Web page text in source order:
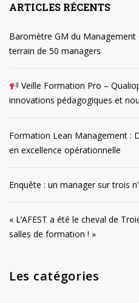
ARTICLES RÉCENTS
Baromètre GM du Management
terrain de 50 managers
Veille Formation Pro –
innovations pédagogiques et
Formation Lean Management :
en excellence opérationnelle
Enquête : un manager sur trois
« L’AFEST a été le cheval de
salles de formation ! »
Les catégories